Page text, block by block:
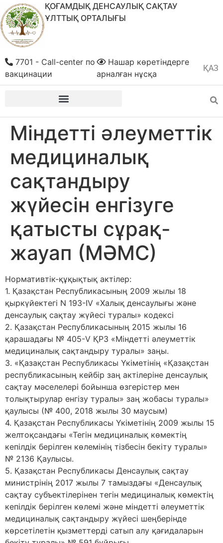
ҚОҒАМДЫҚ ДЕНСАУЛЫҚ САҚТАУ
ҰЛТТЫҚ ОРТАЛЫҒЫ
ҚАЗ
РУС
Нашар көретіндерге
арналған нұсқа
7701 - Call-center по
вакцинации
Міндетті әлеуметтік
медициналық
сақтандыру
жүйесін енгізуге
қатысты сұрақ-
жауап (МӘМС)
Нормативтік-құқықтық актілер:
1. Қазақстан Республикасының 2009 жылы 18
қыркүйектегі N 193-IV «Халық денсаулығы және
денсаулық сақтау жүйесі туралы» кодексі
2. Қазақстан Республикасының 2015 жылы 16
қарашадағы № 405-V ҚРЗ «Міндетті әлеуметтік
медициналық сақтандыру туралы» заңы.
3. «Қазақстан Республикасы Үкіметінің «Қазақстан
республикасының кейбір заң актілеріне денсаулық
сақтау мәселелері бойынша өзгерістер мен
толықтырулар енгізу туралы» заң жобасы туралы»
қаулысы (№ 400, 2018 жылы 30 маусым)
4. Қазақстан Республикасы Үкіметінің 2009 жылы 15
желтоқсандағы «Тегін медициналық көмектің
кепілдік берілген көлемінің тізбесін бекіту туралы»
№ 2136 Қаулысы.
5. Қазақстан Республикасы Денсаулық сақтау
министрінің 2017 жылы 7 тамыздағы «Денсаулық
сақтау субъектілерінен тегін медициналық көмектің
кепілдік берілген көлемі және міндетті әлеуметтік
медициналық сақтандыру жүйесі шеңберінде
көрсетілетін қызметтерді сатып алу қағидаларын